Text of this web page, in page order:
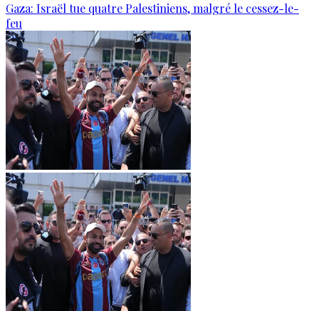
Gaza: Israël tue quatre Palestiniens, malgré le cessez-le-
feu